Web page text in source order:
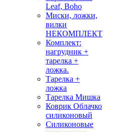
Leaf, Boho
Миски, ложки,
вилки
НЕКОМПЛЕКТ
Комплект:
нагрудник +
тарелка +
ложка.
Тарелка +
ложка
Тарелка Мишка
Коврик Облачко
силиконовый
Силиконовые